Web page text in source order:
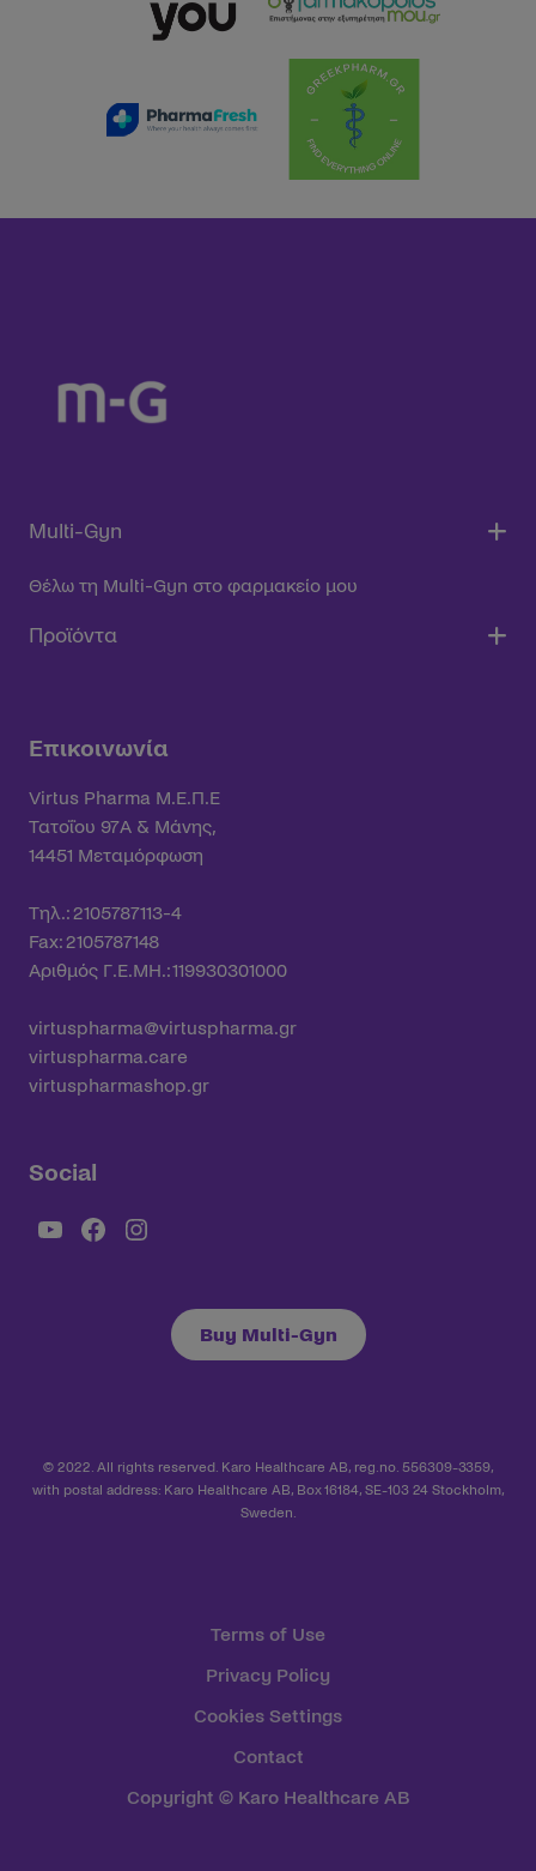
Multi-Gyn
Θέλω τη Multi-Gyn στο φαρμακείο μου
Προϊόντα
Επικοινωνία
Virtus Pharma Μ.Ε.Π.Ε
Τατοΐου 97Α & Μάνης,
14451 Μεταμόρφωση
Τηλ.: 2105787113-4
Fax: 2105787148
Αριθμός Γ.Ε.ΜΗ.: 119930301000
virtuspharma@virtuspharma.gr
virtuspharma.care
virtuspharmashop.gr
Social
YouTube
Facebook
Instagram
Buy Multi-Gyn
© 2022. All rights reserved. Karo Healthcare AB, reg.no. 556309-3359,
with postal address: Karo Healthcare AB, Box 16184, SE-103 24 Stockholm,
Sweden.
Terms of Use
Privacy Policy
Cookies Settings
Contact
Copyright © Karo Healthcare AB